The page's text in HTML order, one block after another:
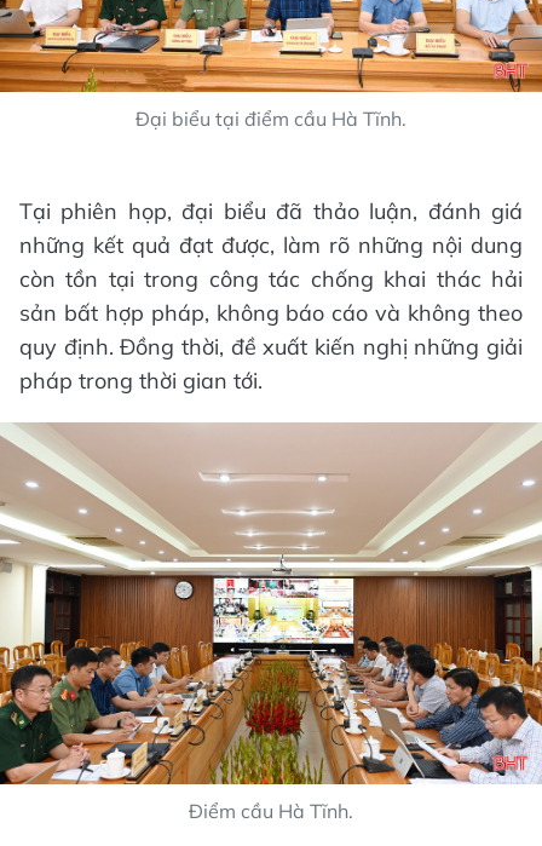
Đại biểu tại điểm cầu Hà Tĩnh.
Tại phiên họp, đại biểu đã thảo luận, đánh giá
những kết quả đạt được, làm rõ những nội dung
còn tồn tại trong công tác chống khai thác hải
sản bất hợp pháp, không báo cáo và không theo
quy định. Đồng thời, đề xuất kiến nghị những giải
pháp trong thời gian tới.
Điểm cầu Hà Tĩnh.